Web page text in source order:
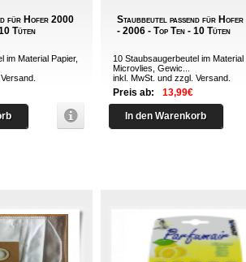
für Hofer 2000
Tüten
im Material Papier,
Versand
Staubbeutel passend für
- 2006 - Top Ten - 10 Tüten
10 Staubsaugerbeutel im Material
Microvlies, Gewic...
inkl. MwSt. und zzgl.Versand
Preis ab: 13,99€
In den Warenkorb